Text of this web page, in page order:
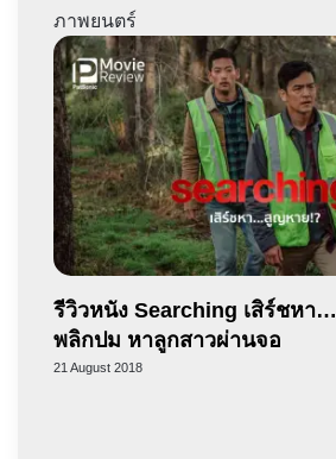
ภาพยนตร์
รีวิวหนัง Searching เสิร์ชหา
พลิกปม หาลูกสาวผ่านจอ
21 August 2018